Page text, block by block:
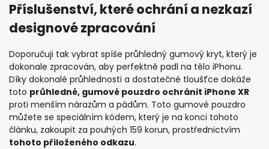
Příslušenství, které ochrání a nezkazí
designové zpracování
Doporučuji tak vybrat spíše průhledný gumový kryt, který je
dokonale zpracován, aby perfektně padl na tělo iPhonu.
Díky dokonalé průhlednosti a dostatečné tloušťce dokáže
toto průhledné, gumové pouzdro ochránit iPhone XR
proti menším nárazům a pádům. Toto gumové pouzdro
můžete se speciálním kódem, který je na konci tohoto
článku, zakoupit za pouhých 159 korun, prostřednictvím
tohoto přiloženého odkazu.